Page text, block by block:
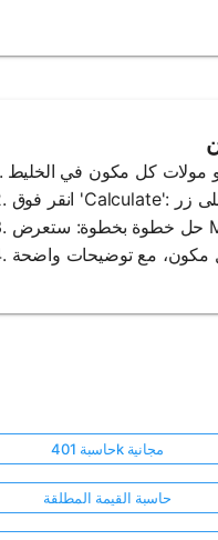
حاسبة 401k مجانية
حاسبة القيمة المطلقة